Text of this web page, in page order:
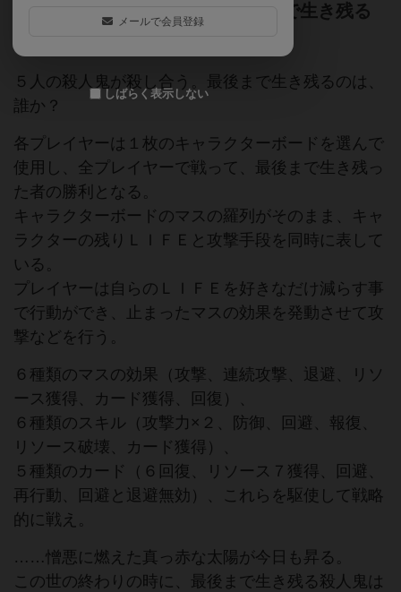
５人の殺人鬼が殺し合う。最後まで生き残る
のは、誰か？
５人の殺人鬼が殺し合う。最後まで生き残るのは、
誰か？
各プレイヤーは１枚のキャラクターボードを選んで
使用し、全プレイヤーで戦って、最後まで生き残っ
た者の勝利となる。
キャラクターボードのマスの羅列がそのまま、キャ
ラクターの残りＬＩＦＥと攻撃手段を同時に表して
いる。
プレイヤーは自らのＬＩＦＥを好きなだけ減らす事
で行動ができ、止まったマスの効果を発動させて攻
撃などを行う。
６種類のマスの効果（攻撃、連続攻撃、退避、リソ
ース獲得、カード獲得、回復）、
６種類のスキル（攻撃力×２、防御、回避、報復、
リソース破壊、カード獲得）、
５種類のカード（６回復、リソース７獲得、回避、
再行動、回避と退避無効）、これらを駆使して戦略
的に戦え。
……憎悪に燃えた真っ赤な太陽が今日も昇る。
この世の終わりの時に、最後まで生き残る殺人鬼は
メールで会員登録
しばらく表示しない